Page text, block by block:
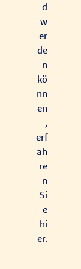
d
w
er
de
n
kö
nn
en
,
erf
ah
re
n
Si
e
hi
er.